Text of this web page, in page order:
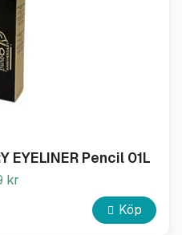
EYELINER Pencil 01L
kr
Köp